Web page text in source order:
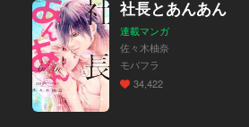
社長とあんあん
連載マンガ
佐々木柚奈
モバフラ
34,422